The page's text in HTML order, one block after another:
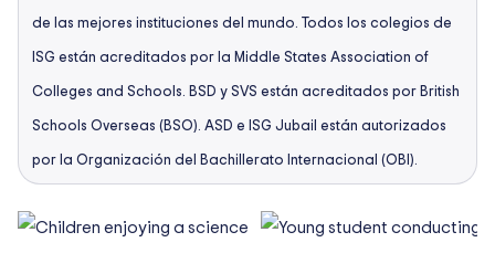
de las mejores instituciones del mundo. Todos los colegios de
ISG están acreditados por la Middle States Association of
Colleges and Schools. BSD y SVS están acreditados por British
Schools Overseas (BSO). ASD e ISG Jubail están autorizados
por la Organización del Bachillerato Internacional (OBI).